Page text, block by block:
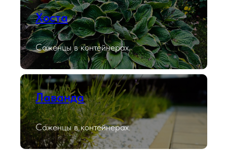
Хоста
Саженцы в контейнерах.
Лаванда
Саженцы в контейнерах.